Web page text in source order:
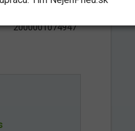
2000001074947